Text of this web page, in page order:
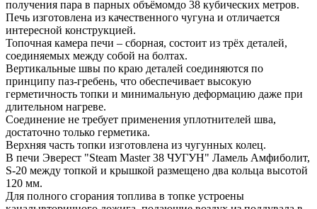
получения пара в парных объёмомдо 38 кубических метров.
Печь изготовлена из качественного чугуна и отличается
интересной конструкцией.
Топочная камера печи – сборная, состоит из трёх деталей,
соединяемых между собой на болтах.
Вертикальные швы по краю деталей соединяются по
принципу паз-гребень, что обеспечивает высокую
герметичность топки и минимальную деформацию даже при
длительном нагреве.
Соединение не требует применения уплотнителей шва,
достаточно только герметика.
Верхняя часть топки изготовлена из чугунных колец.
В печи Эверест "Steam Master 38 ЧУГУН" Ламель Амфиболит,
S-20 между топкой и крышкой размещено два кольца высотой
120 мм.
Для полного сгорания топлива в топке устроены